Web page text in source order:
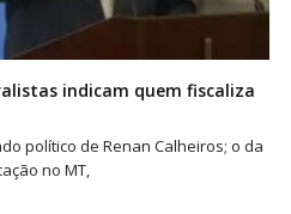
indicam quem fiscaliza
político de Renan Calheiros; o da
no MT,